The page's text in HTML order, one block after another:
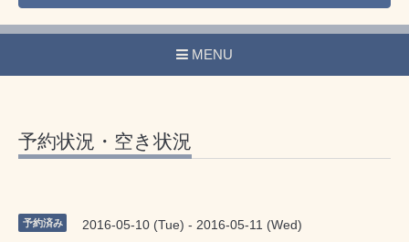
MENU
予約状況・空き状況
予約済み 2016-05-10 (Tue) - 2016-05-11 (Wed)